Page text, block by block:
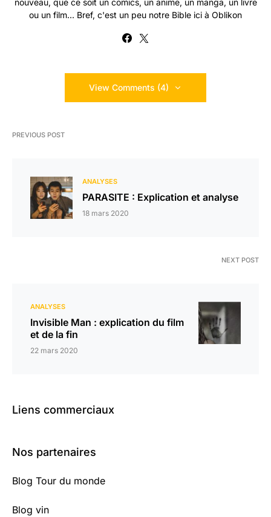
nouveau, que ce soit un comics, un anime, un manga, un livre
ou un film... Bref, c'est un peu notre Bible ici à Oblikon
View Comments (4)
PREVIOUS POST
ANALYSES
PARASITE : Explication et analyse
18 mars 2020
NEXT POST
ANALYSES
Invisible Man : explication du film
et de la fin
22 mars 2020
Liens commerciaux
Nos partenaires
Blog Tour du monde
Blog vin